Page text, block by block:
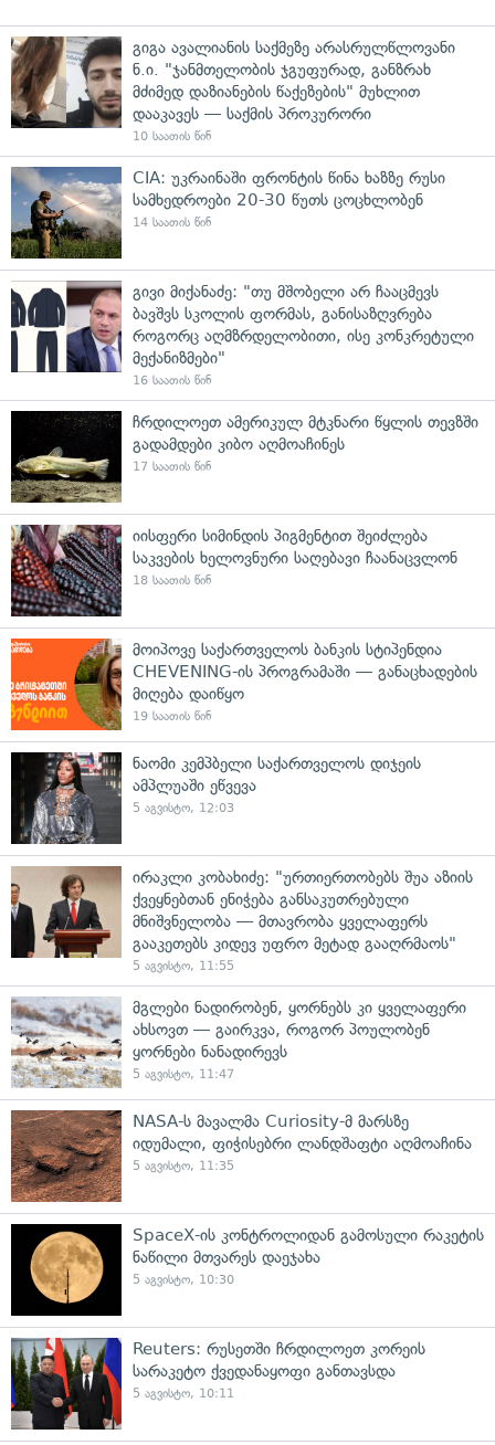
გიგა ავალიანის საქმეზე არასრულწლოვანი
ნ.ი. "ჯანმთელობის ჯგუფურად, განზრახ
მძიმედ დაზიანების წაქეზების" მუხლით
დააკავეს — საქმის პროკურორი
10 საათის წინ
CIA: უკრაინაში ფრონტის წინა ხაზზე რუსი
სამხედროები 20-30 წუთს ცოცხლობენ
14 საათის წინ
გივი მიქანაძე: "თუ მშობელი არ ჩააცმევს
ბავშვს სკოლის ფორმას, განისაზღვრება
როგორც აღმზრდელობითი, ისე კონკრეტული
მექანიზმები"
16 საათის წინ
ჩრდილოეთ ამერიკულ მტკნარი წყლის თევზში
გადამდები კიბო აღმოაჩინეს
17 საათის წინ
იისფერი სიმინდის პიგმენტით შეიძლება
საკვების ხელოვნური საღებავი ჩაანაცვლონ
18 საათის წინ
მოიპოვე საქართველოს ბანკის სტიპენდია
CHEVENING-ის პროგრამაში — განაცხადების
მიღება დაიწყო
19 საათის წინ
ნაომი კემპბელი საქართველოს დიჯეის
ამპლუაში ეწვევა
5 აგვისტო, 12:03
ირაკლი კობახიძე: "ურთიერთობებს შუა აზიის
ქვეყნებთან ენიჭება განსაკუთრებული
მნიშვნელობა — მთავრობა ყველაფერს
გააკეთებს კიდევ უფრო მეტად გააღრმაოს"
5 აგვისტო, 11:55
მგლები ნადირობენ, ყორნებს კი ყველაფერი
ახსოვთ — გაირკვა, როგორ პოულობენ
ყორნები ნანადირევს
5 აგვისტო, 11:47
NASA-ს მავალმა Curiosity-მ მარსზე
იდუმალი, ფიჭისებრი ლანდშაფტი აღმოაჩინა
5 აგვისტო, 11:35
SpaceX-ის კონტროლიდან გამოსული რაკეტის
ნაწილი მთვარეს დაეჯახა
5 აგვისტო, 10:30
Reuters: რუსეთში ჩრდილოეთ კორეის
სარაკეტო ქვედანაყოფი განთავსდა
5 აგვისტო, 10:11